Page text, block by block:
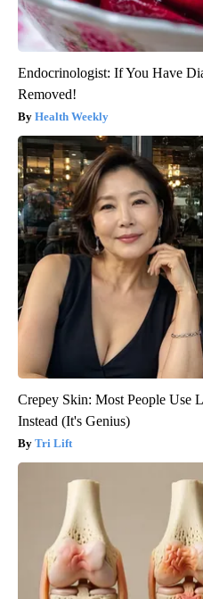
Endocrinologist: If You Have
Removed!
Health Weekly
Crepey Skin: Most People Use
Instead (It's Genius)
Tri Lift